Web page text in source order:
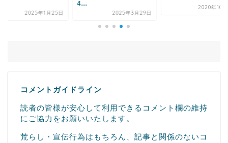
2025年3月29日
コメントガイドライン
読者の皆様が安心して利用できるコメント欄の維持
にご協力をお願いいたします。
荒らし・宣伝行為はもちろん、記事と関係のないコ